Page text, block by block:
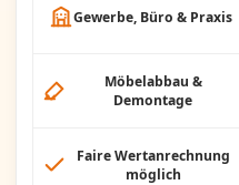
Gewerbe, Büro & Praxis
Möbelabbau &
Demontage
Faire Wertanrechnung
möglich